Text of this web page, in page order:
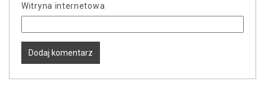
Witryna internetowa